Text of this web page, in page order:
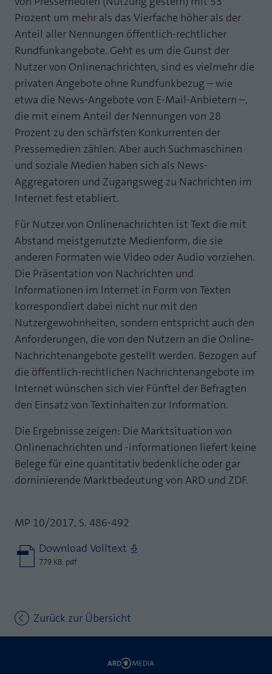
Prozent um mehr als das Vierfache höher als der
Anteil aller Nennungen öffentlich-rechtlicher
Rundfunkangebote. Geht es um die Gunst der
Nutzer von Onlinenachrichten, sind es vielmehr die
privaten Angebote ohne Rundfunkbezug – wie
etwa die News-Angebote von E-Mail-Anbietern –,
die mit einem Anteil der Nennungen von 28
Prozent zu den schärfsten Konkurrenten der
Pressemedien zählen. Aber auch Suchmaschinen
und soziale Medien haben sich als News-
Aggregatoren und Zugangsweg zu Nachrichten im
Internet fest etabliert.
Für Nutzer von Onlinenachrichten ist Text die mit
Abstand meistgenutzte Medienform, die sie
anderen Formaten wie Video oder Audio vorziehen.
Die Präsentation von Nachrichten und
Informationen im Internet in Form von Texten
korrespondiert dabei nicht nur mit den
Nutzergewohnheiten, sondern entspricht auch den
Anforderungen, die von den Nutzern an die Online-
Nachrichtenangebote gestellt werden. Bezogen auf
die öffentlich-rechtlichen Nachrichtenangebote im
Internet wünschen sich vier Fünftel der Befragten
den Einsatz von Textinhalten zur Information.
Die Ergebnisse zeigen: Die Marktsituation von
Onlinenachrichten und -informationen liefert keine
Belege für eine quantitativ bedenkliche oder gar
dominierende Marktbedeutung von ARD und ZDF.
MP 10/2017, S. 486-492
Download Volltext
779 KB, pdf
Zurück zur Übersicht